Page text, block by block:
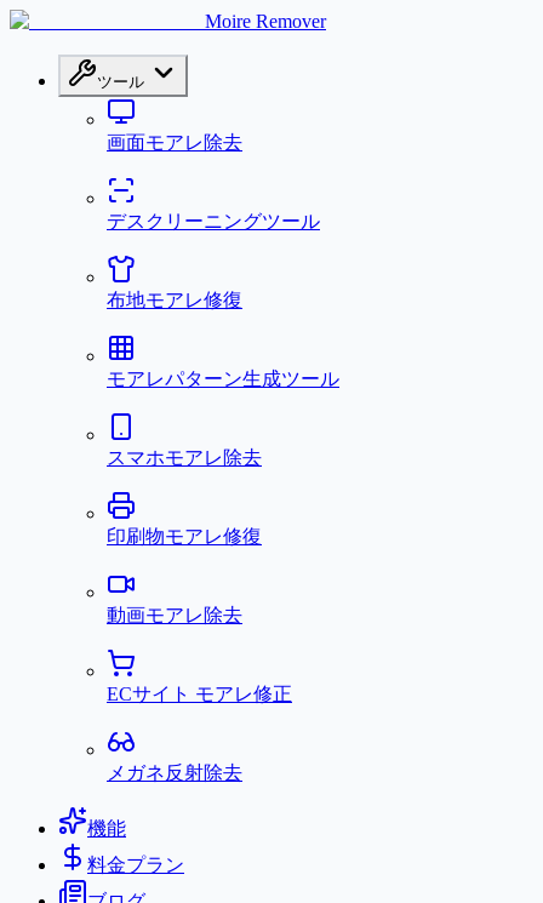
Moire Remover
ツール
画面モアレ除去
デスクリーニングツール
布地モアレ修復
モアレパターン生成ツール
スマホモアレ除去
印刷物モアレ修復
動画モアレ除去
ECサイト モアレ修正
メガネ反射除去
機能
料金プラン